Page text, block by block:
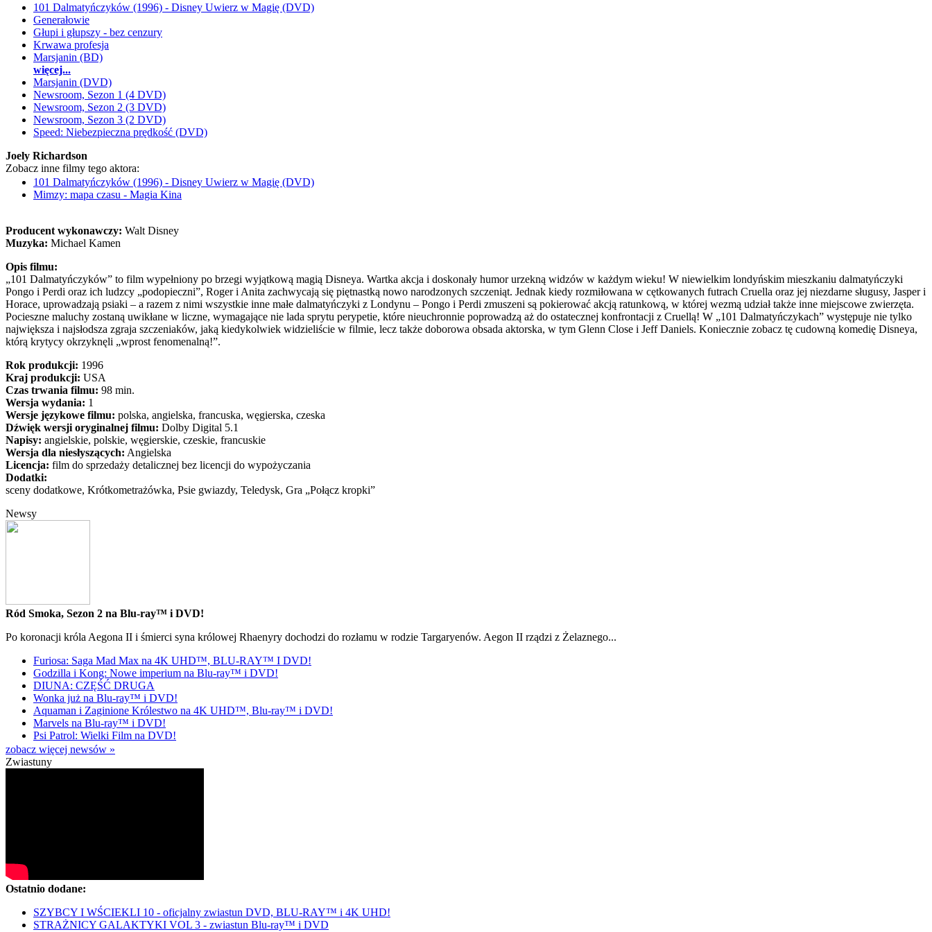
101 Dalmatyńczyków (1996) - Disney Uwierz w Magię (DVD)
Generałowie
Głupi i głupszy - bez cenzury
Krwawa profesja
Marsjanin (BD)
więcej...
Marsjanin (DVD)
Newsroom, Sezon 1 (4 DVD)
Newsroom, Sezon 2 (3 DVD)
Newsroom, Sezon 3 (2 DVD)
Speed: Niebezpieczna prędkość (DVD)
Joely Richardson
Zobacz inne filmy tego aktora:
101 Dalmatyńczyków (1996) - Disney Uwierz w Magię (DVD)
Mimzy: mapa czasu - Magia Kina
Producent wykonawczy: Walt Disney
Muzyka: Michael Kamen
Opis filmu:
„101 Dalmatyńczyków” to film wypełniony po brzegi wyjątkową magią Disneya. Wartka akcja i doskonały humor urzekną widzów w każdym wieku! W niewielkim londyńskim mieszkaniu dalmatyńczyki
Pongo i Perdi oraz ich ludzcy „podopieczni”, Roger i Anita zachwycają się piętnastką nowo narodzonych szczeniąt. Jednak kiedy rozmiłowana w cętkowanych futrach Cruella oraz jej niezdarne sługusy, Jasper i
Horace, uprowadzają psiaki – a razem z nimi wszystkie inne małe dalmatyńczyki z Londynu – Pongo i Perdi zmuszeni są pokierować akcją ratunkową, w której wezmą udział także inne miejscowe zwierzęta.
Pocieszne maluchy zostaną uwikłane w liczne, wymagające nie lada sprytu perypetie, które nieuchronnie poprowadzą aż do ostatecznej konfrontacji z Cruellą! W „101 Dalmatyńczykach” występuje nie tylko
największa i najsłodsza zgraja szczeniaków, jaką kiedykolwiek widzieliście w filmie, lecz także doborowa obsada aktorska, w tym Glenn Close i Jeff Daniels. Koniecznie zobacz tę cudowną komedię Disneya,
którą krytycy okrzyknęli „wprost fenomenalną!”.
Rok produkcji: 1996
Kraj produkcji: USA
Czas trwania filmu: 98 min.
Wersja wydania: 1
Wersje językowe filmu: polska, angielska, francuska, węgierska, czeska
Dźwięk wersji oryginalnej filmu: Dolby Digital 5.1
Napisy: angielskie, polskie, węgierskie, czeskie, francuskie
Wersja dla niesłyszących: Angielska
Licencja: film do sprzedaży detalicznej bez licencji do wypożyczania
Dodatki:
sceny dodatkowe, Krótkometrażówka, Psie gwiazdy, Teledysk, Gra „Połącz kropki”
Newsy
Ród Smoka, Sezon 2 na Blu-ray™ i DVD!
Po koronacji króla Aegona II i śmierci syna królowej Rhaenyry dochodzi do rozłamu w rodzie Targaryenów. Aegon II rządzi z Żelaznego...
Furiosa: Saga Mad Max na 4K UHD™, BLU-RAY™ I DVD!
Godzilla i Kong: Nowe imperium na Blu-ray™ i DVD!
DIUNA: CZĘŚĆ DRUGA
Wonka już na Blu-ray™ i DVD!
Aquaman i Zaginione Królestwo na 4K UHD™, Blu-ray™ i DVD!
Marvels na Blu-ray™ i DVD!
Psi Patrol: Wielki Film na DVD!
zobacz więcej newsów »
Zwiastuny
Ostatnio dodane:
SZYBCY I WŚCIEKLI 10 - oficjalny zwiastun DVD, BLU-RAY™ i 4K UHD!
STRAŻNICY GALAKTYKI VOL 3 - zwiastun Blu-ray™ i DVD